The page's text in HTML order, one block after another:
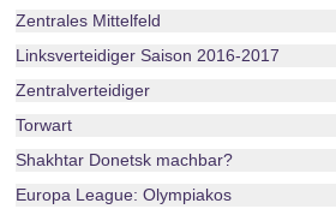
Zentrales Mittelfeld
Linksverteidiger Saison 2016-2017
Zentralverteidiger
Torwart
Shakhtar Donetsk machbar?
Europa League: Olympiakos